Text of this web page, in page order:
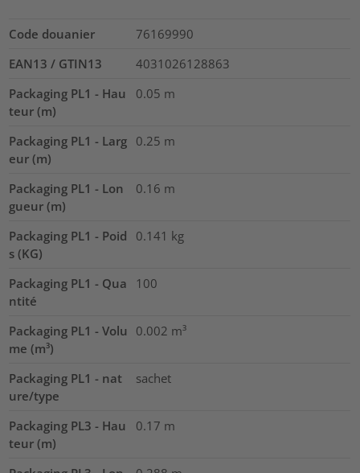
Code douanier
76169990
EAN13 / GTIN13
4031026128863
Packaging PL1 - Hau
teur (m)
0.05 m
Packaging PL1 - Larg
eur (m)
0.25 m
Packaging PL1 - Lon
gueur (m)
0.16 m
Packaging PL1 - Poid
s (KG)
0.141 kg
Packaging PL1 - Qua
ntité
100
Packaging PL1 - Volu
me (m³)
0.002 m³
Packaging PL1 - nat
ure/type
sachet
Packaging PL3 - Hau
teur (m)
0.17 m